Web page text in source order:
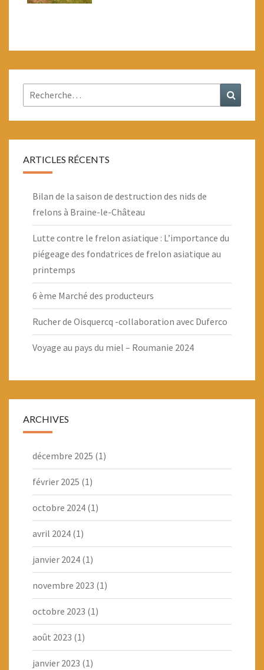
Rechercher :
ARTICLES RÉCENTS
Bilan de la saison de destruction des nids de
frelons à Braine-le-Château
Lutte contre le frelon asiatique : L’importance du
piégeage des fondatrices de frelon asiatique au
printemps
6 ème Marché des producteurs
Rucher de Oisquercq -collaboration avec Duferco
Voyage au pays du miel – Roumanie 2024
ARCHIVES
décembre 2025 (1)
février 2025 (1)
octobre 2024 (1)
avril 2024 (1)
janvier 2024 (1)
novembre 2023 (1)
octobre 2023 (1)
août 2023 (1)
janvier 2023 (1)